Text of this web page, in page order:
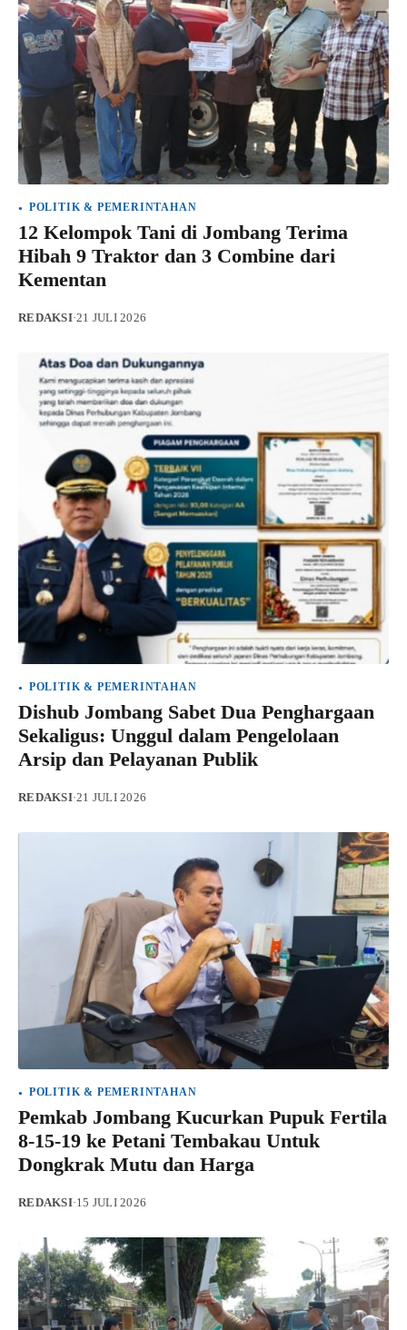
POLITIK & PEMERINTAHAN
12 Kelompok Tani di Jombang Terima
Hibah 9 Traktor dan 3 Combine dari
Kementan
REDAKSI·21 JULI 2026
POLITIK & PEMERINTAHAN
Dishub Jombang Sabet Dua Penghargaan
Sekaligus: Unggul dalam Pengelolaan
Arsip dan Pelayanan Publik
REDAKSI·21 JULI 2026
POLITIK & PEMERINTAHAN
Pemkab Jombang Kucurkan Pupuk Fertila
8-15-19 ke Petani Tembakau Untuk
Dongkrak Mutu dan Harga
REDAKSI·15 JULI 2026